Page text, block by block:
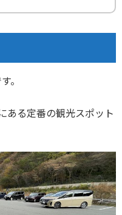
。
ある定番の観光スポット